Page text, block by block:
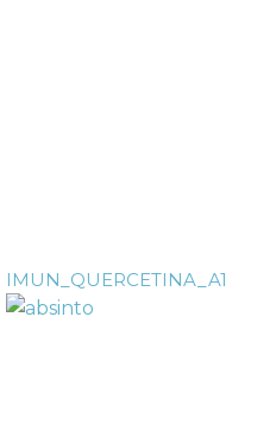
IMUN_QUERCETINA_A1